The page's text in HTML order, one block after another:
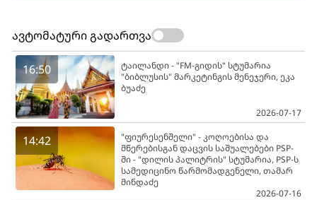
ავტომატური გადართვა
16:50
ტაილანდი - "FM-გიდის" სტუმარია
"ბიბლუსის" მარკეტინგის მენეჯერი, ეკა
ბუაძე
2026-07-17
14:42
"ფიურესენშელი" - კოღოებისა და
მწერებისგან დაცვის საშუალებები PSP-
ში - "დილის პალიტრის" სტუმარია, PSP-ს
სამედიცინო წარმომადგენელი, თამარ
მინდაძე
2026-07-16